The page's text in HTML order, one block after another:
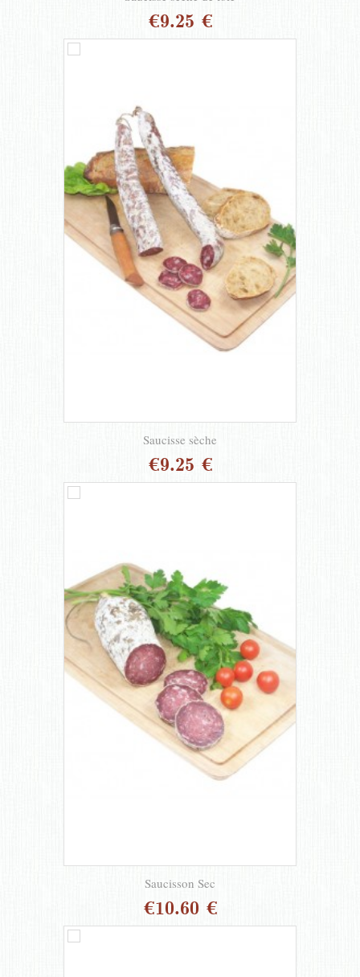
€9.25 €
Saucisse sèche
€9.25 €
Saucisson Sec
€10.60 €